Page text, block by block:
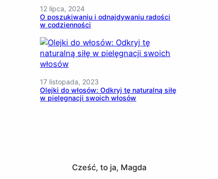
12 lipca, 2024
O poszukiwaniu i odnajdywaniu radości
w codzienności
17 listopada, 2023
Olejki do włosów: Odkryj tę naturalną siłę
w pielęgnacji swoich włosów
Cześć, to ja, Magda